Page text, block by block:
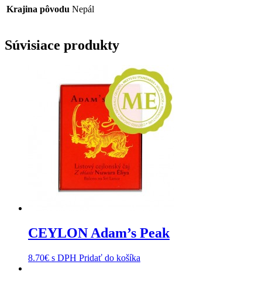
Krajina pôvodu Nepál
Súvisiace produkty
CEYLON Adam’s Peak
8.70€ s DPH Pridať do košíka